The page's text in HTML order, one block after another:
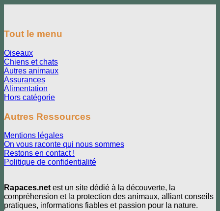
Tout le menu
Oiseaux
Chiens et chats
Autres animaux
Assurances
Alimentation
Hors catégorie
Autres Ressources
Mentions légales
On vous raconte qui nous sommes
Restons en contact !
Politique de confidentialité
Rapaces.net est un site dédié à la découverte, la
compréhension et la protection des animaux, alliant conseils
pratiques, informations fiables et passion pour la nature.